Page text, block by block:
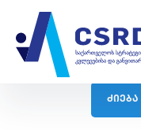
ძიება